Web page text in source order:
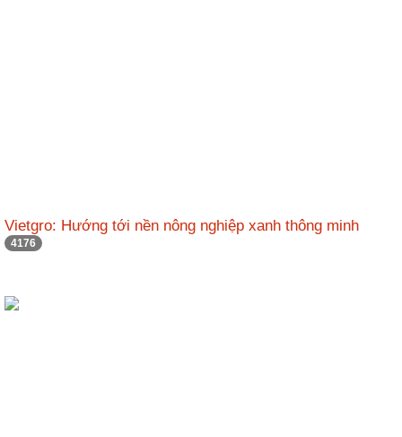
Vietgro: Hướng tới nền nông nghiệp xanh thông minh
4176